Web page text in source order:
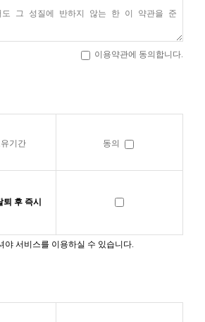
이용약관에 동의합니다.
기간 동의
퇴 후 즉시
서비스를 이용하실 수 있습니다.